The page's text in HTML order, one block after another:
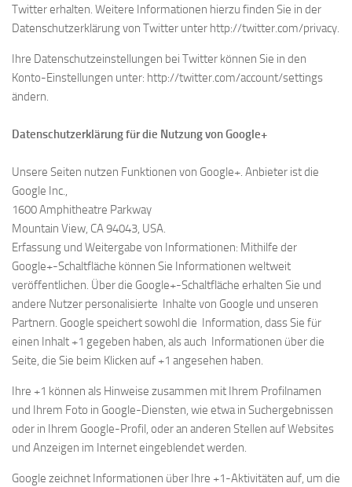
Twitter erhalten. Weitere Informationen hierzu finden Sie in der
Datenschutzerklärung von Twitter unter http://twitter.com/privacy.
Ihre Datenschutzeinstellungen bei Twitter können Sie in den
Konto-Einstellungen unter: http://twitter.com/account/settings
ändern.
Datenschutzerklärung für die Nutzung von Google+
Unsere Seiten nutzen Funktionen von Google+. Anbieter ist die
Google Inc.,
1600 Amphitheatre Parkway
Mountain View, CA 94043, USA.
Erfassung und Weitergabe von Informationen: Mithilfe der
Google+-Schaltfläche können Sie Informationen weltweit
veröffentlichen. Über die Google+-Schaltfläche erhalten Sie und
andere Nutzer personalisierte Inhalte von Google und unseren
Partnern. Google speichert sowohl die Information, dass Sie für
einen Inhalt +1 gegeben haben, als auch Informationen über die
Seite, die Sie beim Klicken auf +1 angesehen haben.
Ihre +1 können als Hinweise zusammen mit Ihrem Profilnamen
und Ihrem Foto in Google-Diensten, wie etwa in Suchergebnissen
oder in Ihrem Google-Profil, oder an anderen Stellen auf Websites
und Anzeigen im Internet eingeblendet werden.
Google zeichnet Informationen über Ihre +1-Aktivitäten auf, um die